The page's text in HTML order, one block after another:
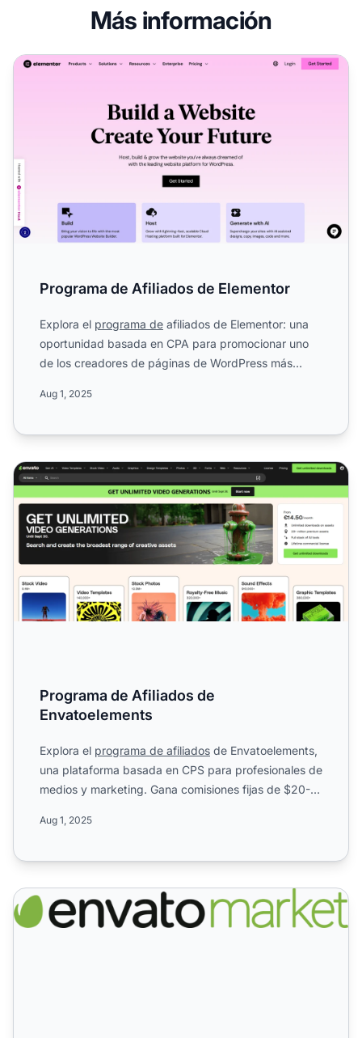
Más información
Programa de Afiliados de Elementor
Programa de Afiliados de Elementor
Explora el programa de afiliados de Elementor: una
oportunidad basada en CPA para promocionar uno
de los creadores de páginas de WordPress más
Aug 1, 2025
Programa de Afiliados de Envatoelements
Programa de Afiliados de
Envatoelements
Explora el programa de afiliados de Envatoelements,
una plataforma basada en CPS para profesionales de
medios y marketing. Gana comisiones fijas de $20-
Aug 1, 2025
Programa de Afiliados de Envatomarket